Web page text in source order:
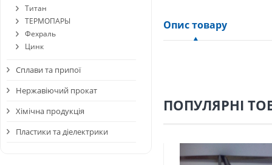
Опис товару
ПОПУЛЯРНІ
Титан
ТЕРМОПАРЫ
Фехраль
Цинк
Сплави та припої
Нержавіючий прокат
Хімічна продукція
Пластики та діелектрики